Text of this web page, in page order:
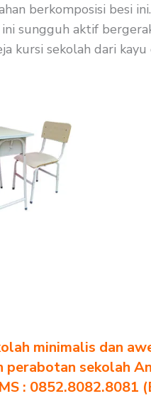
berkomposisi besi
sungguh aktif
sekolah dari
minimalis dan
perabotan sekolah
: 0852.8082.8081